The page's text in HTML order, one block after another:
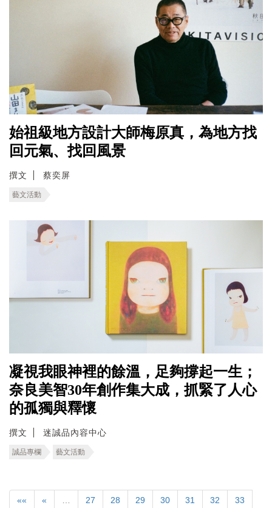
始祖級地方設計大師梅原真，為地方找
回元氣、找回風景
撰文 蔡奕屏
藝文活動
凝視我眼神裡的餘溫，足夠撐起一生；
奈良美智30年創作集大成，抓緊了人心
的孤獨與釋懷
撰文 迷誠品內容中心
誠品專欄 藝文活動
«« « 27 28 29 30 31 32 33